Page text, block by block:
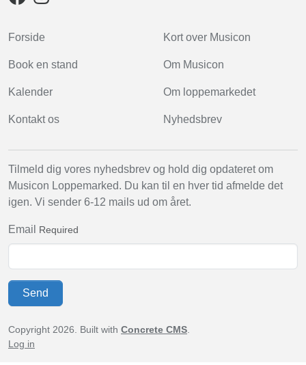
Forside
Book en stand
Kalender
Kontakt os
Kort over Musicon
Om Musicon
Om loppemarkedet
Nyhedsbrev
Tilmeld dig vores nyhedsbrev og hold dig opdateret om
Musicon Loppemarked. Du kan til en hver tid afmelde det
igen. Vi sender 6-12 mails ud om året.
Email Required
Send
Copyright 2026. Built with Concrete CMS.
Log in